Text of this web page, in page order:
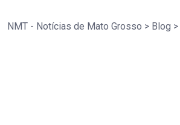
NMT - Notícias de Mato Grosso > Blog >